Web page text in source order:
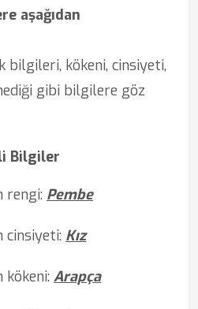
aşağıdan
kökeni, cinsiyeti,
gibi bilgilere göz
Bilgiler
rengi: Pembe
cinsiyeti: Kız
kökeni: Arapça